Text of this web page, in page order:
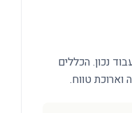
נכון. הכללים
טווח.